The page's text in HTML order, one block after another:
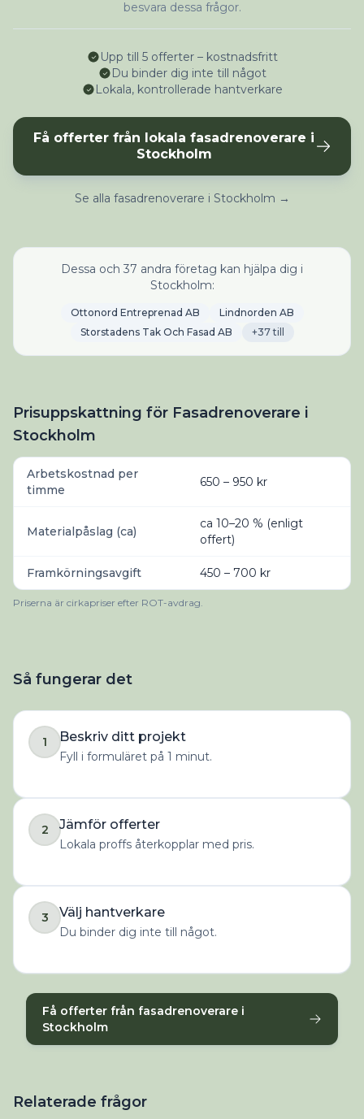
besvara dessa frågor.
Upp till 5 offerter – kostnadsfritt
Du binder dig inte till något
Lokala, kontrollerade hantverkare
Få offerter från lokala fasadrenoverare i
Stockholm
Se alla fasadrenoverare i Stockholm →
Dessa och 37 andra företag kan hjälpa dig i
Stockholm:
Ottonord Entreprenad AB
Lindnorden AB
Storstadens Tak Och Fasad AB
+37 till
Prisuppskattning för Fasadrenoverare i
Stockholm
Arbetskostnad per
timme
650 – 950 kr
Materialpåslag (ca)
ca 10–20 % (enligt
offert)
Framkörningsavgift 450 – 700 kr
Priserna är cirkapriser efter ROT-avdrag.
Så fungerar det
1 Beskriv ditt projekt
Fyll i formuläret på 1 minut.
2 Jämför offerter
Lokala proffs återkopplar med pris.
3 Välj hantverkare
Du binder dig inte till något.
Få offerter från fasadrenoverare i
Stockholm
Relaterade frågor